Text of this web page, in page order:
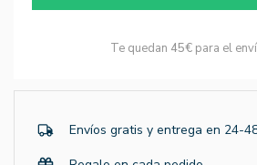
Te quedan 45€ para el
Envíos gratis y entrega en 24-